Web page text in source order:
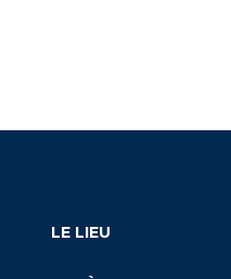
LE LIEU